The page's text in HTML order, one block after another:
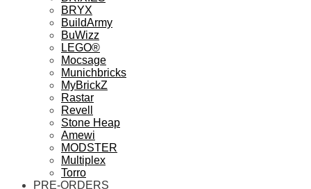
BRYX
BuildArmy
BuWizz
LEGO®
Mocsage
Munichbricks
MyBrickZ
Rastar
Revell
Stone Heap
Amewi
MODSTER
Multiplex
Torro
PRE-ORDERS